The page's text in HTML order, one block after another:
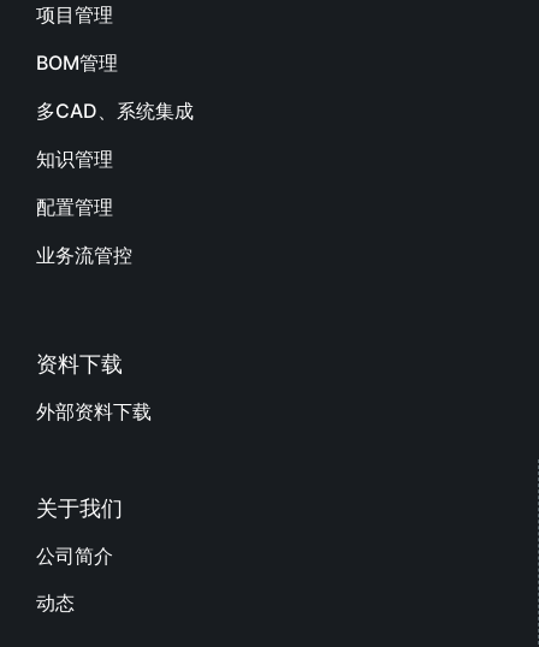
项目管理
BOM管理
多CAD、系统集成
知识管理
配置管理
业务流管控
资料下载
外部资料下载
关于我们
公司简介
动态